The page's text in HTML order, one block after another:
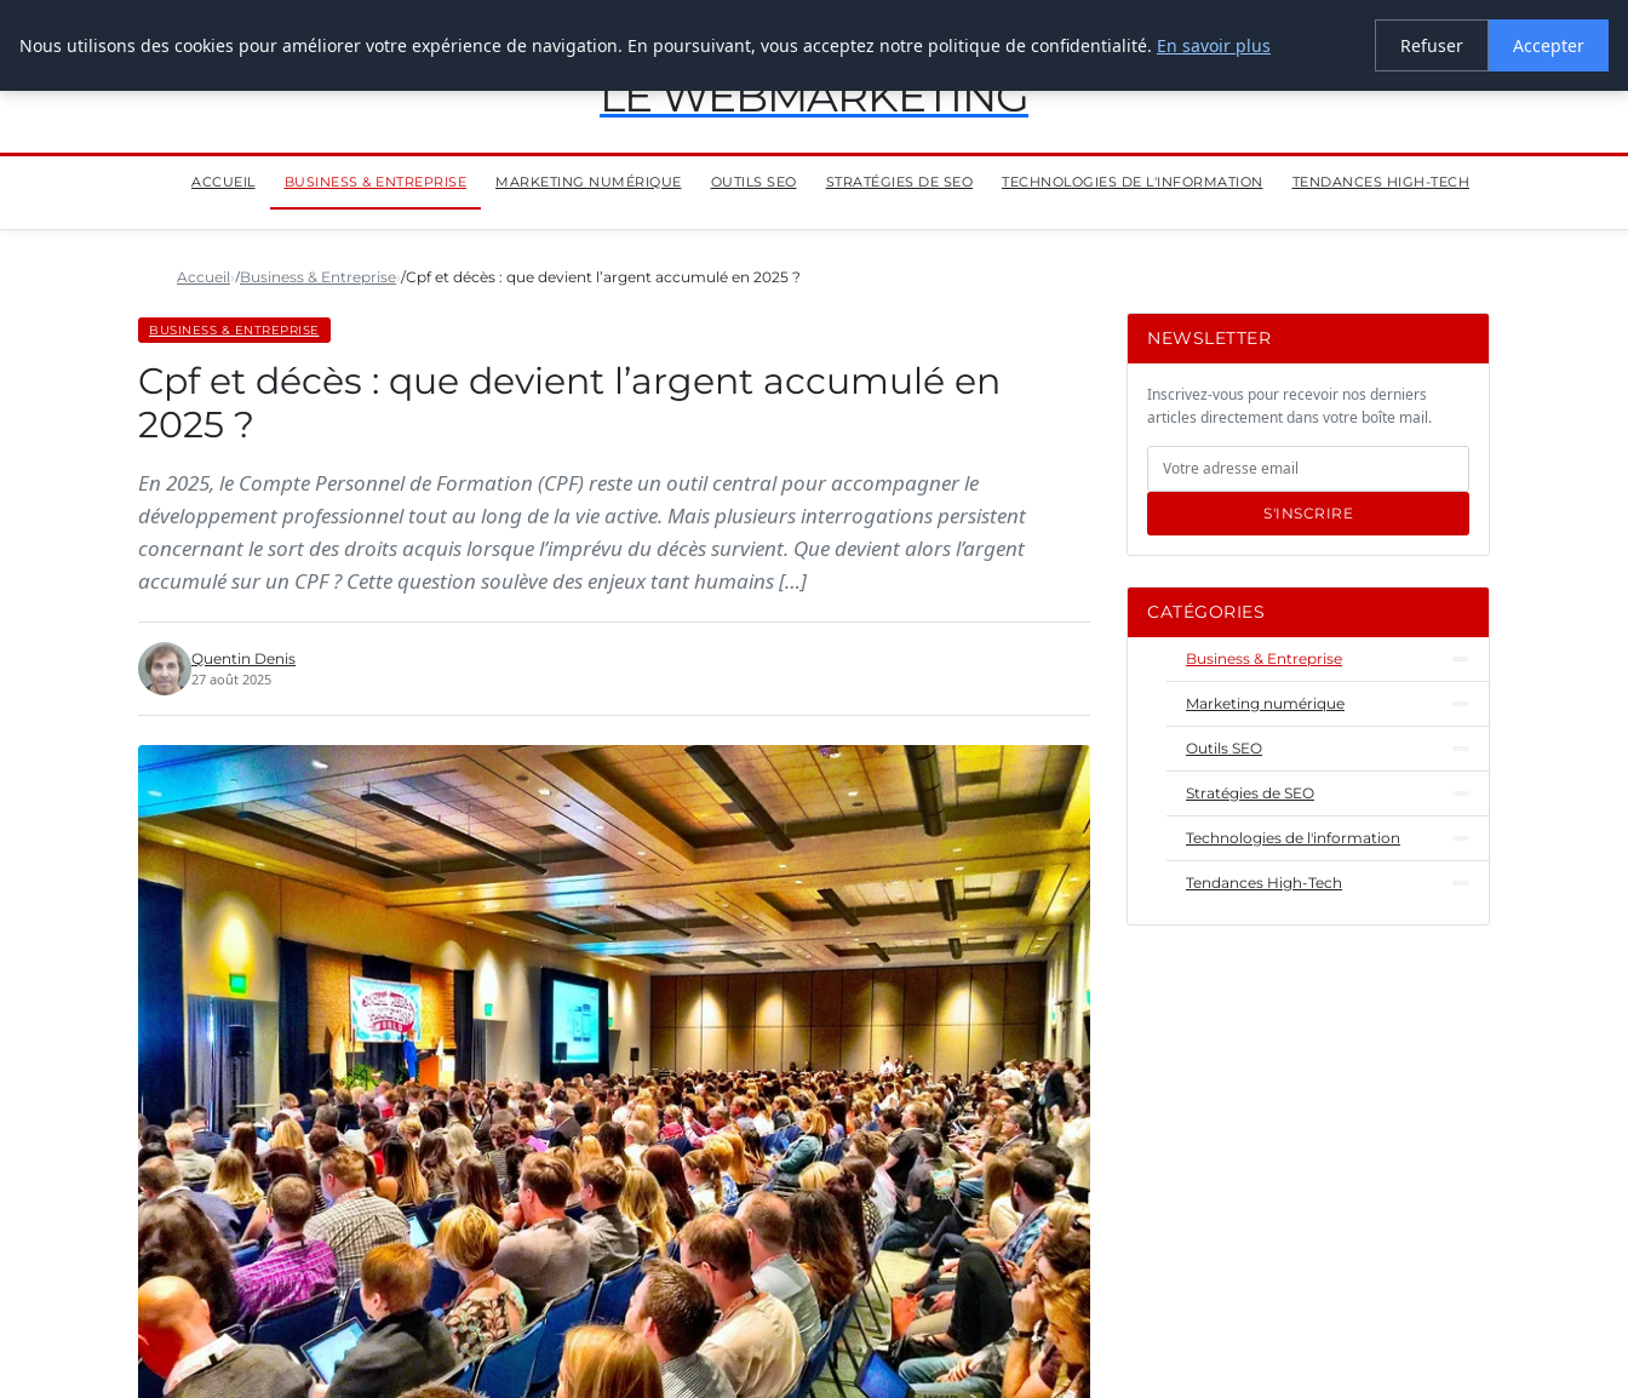
LE WEBMARKETING
ACCUEIL BUSINESS & ENTREPRISE MARKETING NUMÉRIQUE OUTILS SEO STRATÉGIES DE SEO TECHNOLOGIES DE L'INFORMATION TENDANCES HIGH-TECH
Accueil Business & Entreprise Cpf et décès : que devient l’argent accumulé en 2025 ?
BUSINESS & ENTREPRISE
Cpf et décès : que devient l’argent accumulé en
2025 ?
En 2025, le Compte Personnel de Formation (CPF) reste un outil central pour accompagner le
développement professionnel tout au long de la vie active. Mais plusieurs interrogations persistent
concernant le sort des droits acquis lorsque l’imprévu du décès survient. Que devient alors l’argent
accumulé sur un CPF ? Cette question soulève des enjeux tant humains […]
Quentin Denis
27 août 2025
NEWSLETTER
Inscrivez-vous pour recevoir nos derniers
articles directement dans votre boîte mail.
S'INSCRIRE
CATÉGORIES
Business & Entreprise
Marketing numérique
Outils SEO
Stratégies de SEO
Technologies de l'information
Tendances High-Tech
Nous utilisons des cookies pour améliorer votre expérience de navigation. En poursuivant, vous acceptez notre politique de confidentialité. En savoir plus Refuser Accepter